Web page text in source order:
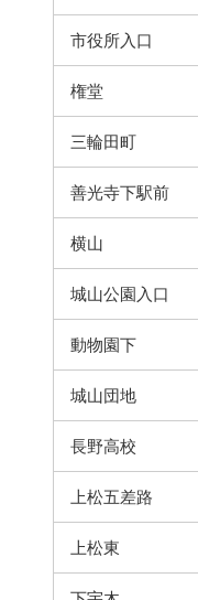
市役所入口
権堂
三輪田町
善光寺下駅前
横山
城山公園入口
動物園下
城山団地
長野高校
上松五差路
上松東